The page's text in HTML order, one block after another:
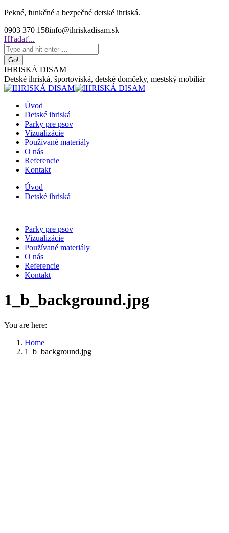
Skip
content
Pekné, funkčné a bezpečné detské ihriská.
0903 370 158info@ihriskadisam.sk
Search:
Hľadať...
IHRISKÁ DISAM
Detské ihriská, športoviská, detské domčeky, mestský mobiliár
Úvod
Detské ihriská
Parky pre psov
Vizualizácie
Používané materiály
O nás
Referencie
Kontakt
Úvod
Detské ihriská
Parky pre psov
Vizualizácie
Používané materiály
O nás
Referencie
Kontakt
1_b_background.jpg
You are here:
Home
1_b_background.jpg